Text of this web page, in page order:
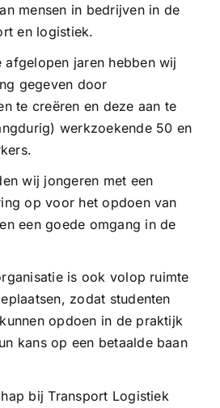
mensen in bedrijven in de
en logistiek.
afgelopen jaren hebben wij
gegeven door
te creëren en deze aan te
werkzoekende 50 en
wij jongeren met een
op voor het opdoen van
een goede omgang in de
is ook volop ruimte
zodat studenten
opdoen in de praktijk
kans op een betaalde baan
bij Transport Logistiek